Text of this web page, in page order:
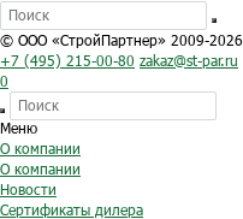
© ООО «СтройПартнер» 2009-2026
+7 (495) 215-00-80 zakaz@st-par.ru
0
Меню
О компании
О компании
Новости
Сертификаты дилера